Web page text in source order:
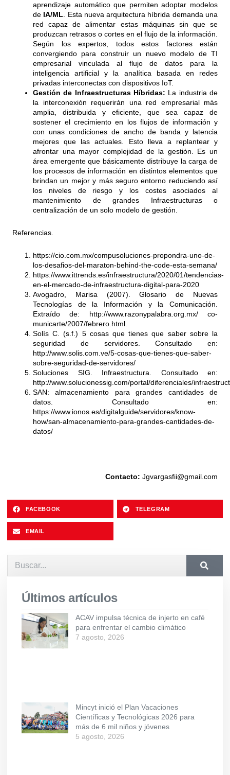
aprendizaje automático que permiten adoptar modelos
de IA/ML. Esta nueva arquitectura híbrida demanda una
red capaz de alimentar estas máquinas sin que se
produzcan retrasos o cortes en el flujo de la información.
Según los expertos, todos estos factores están
convergiendo para construir un nuevo modelo de TI
empresarial vinculada al flujo de datos para la
inteligencia artificial y la analítica basada en redes
privadas interconectas con dispositivos IoT.
Gestión de Infraestructuras Híbridas: La industria de
la interconexión requerirán una red empresarial más
amplia, distribuida y eficiente, que sea capaz de
sostener el crecimiento en los flujos de información y
con unas condiciones de ancho de banda y latencia
mejores que las actuales. Esto lleva a replantear y
afrontar una mayor complejidad de la gestión. Es un
área emergente que básicamente distribuye la carga de
los procesos de información en distintos elementos que
brindan un mejor y más seguro entorno reduciendo así
los niveles de riesgo y los costes asociados al
mantenimiento de grandes Infraestructuras o
centralización de un solo modelo de gestión.
Referencias.
https://cio.com.mx/compusoluciones-propondra-uno-de-
los-desafios-del-maraton-behind-the-code-esta-semana/
https://www.ittrends.es/infraestructura/2020/01/tendencias-
en-el-mercado-de-infraestructura-digital-para-2020
Avogadro, Marisa (2007). Glosario de Nuevas
Tecnologías de la Información y la Comunicación.
Extraído de: http://www.razonypalabra.org.mx/ co-
municarte/2007/febrero.html.
Solís C. (s.f.) 5 cosas que tienes que saber sobre la
seguridad de servidores. Consultado en:
http://www.solis.com.ve/5-cosas-que-tienes-que-saber-
sobre-seguridad-de-servidores/
Soluciones SIG. Infraestructura. Consultado en:
http://www.solucionessig.com/portal/diferenciales/
SAN: almacenamiento para grandes cantidades de
datos. Consultado en:
https://www.ionos.es/digitalguide/servidores/know-
how/san-almacenamiento-para-grandes-cantidades-de-
datos/
Contacto: Jgvargasfii@gmail.com
FACEBOOK TELEGRAM
EMAIL
Últimos artículos
ACAV impulsa técnica de injerto en café
para enfrentar el cambio climático
7 agosto, 2026
Mincyt inició el Plan Vacaciones
Científicas y Tecnológicas 2026 para
más de 6 mil niños y jóvenes
5 agosto, 2026